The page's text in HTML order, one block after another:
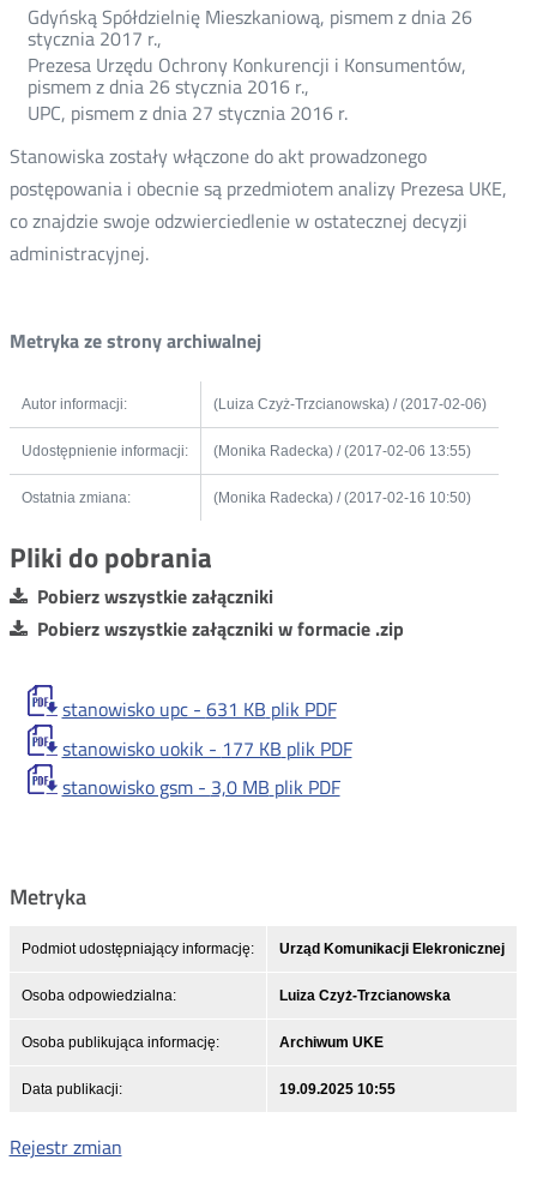
Gdyńską Spółdzielnię Mieszkaniową, pismem z dnia 26
stycznia 2017 r.,
Prezesa Urzędu Ochrony Konkurencji i Konsumentów,
pismem z dnia 26 stycznia 2016 r.,
UPC, pismem z dnia 27 stycznia 2016 r.
Stanowiska zostały włączone do akt prowadzonego
postępowania i obecnie są przedmiotem analizy Prezesa UKE,
co znajdzie swoje odzwierciedlenie w ostatecznej decyzji
administracyjnej.
Metryka ze strony archiwalnej
Autor informacji: (Luiza Czyż-Trzcianowska) / (2017-02-06)
Udostępnienie informacji: (Monika Radecka) / (2017-02-06 13:55)
Ostatnia zmiana: (Monika Radecka) / (2017-02-16 10:50)
Pliki do pobrania
Pobierz wszystkie załączniki
Pobierz wszystkie załączniki w formacie .zip
stanowisko upc - 631 KB plik PDF
stanowisko uokik - 177 KB plik PDF
stanowisko gsm - 3,0 MB plik PDF
Metryka
Podmiot udostępniający informację: Urząd Komunikacji Elekronicznej
Osoba odpowiedzialna: Luiza Czyż-Trzcianowska
Osoba publikująca informację: Archiwum UKE
Data publikacji: 19.09.2025 10:55
Rejestr zmian